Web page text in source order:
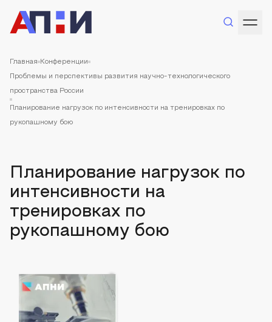
Главная Конференции
Проблемы и перспективы развития научно-технологического
пространства России
Планирование нагрузок по интенсивности на тренировках по
рукопашному бою
Планирование нагрузок по
интенсивности на
тренировках по
рукопашному бою